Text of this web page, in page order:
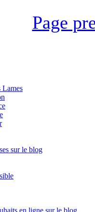
Page
Lames
sur le blog
en ligne sur le blog